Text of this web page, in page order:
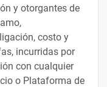
y otorgantes de
costo y
incurridas por
con cualquier
o Plataforma de